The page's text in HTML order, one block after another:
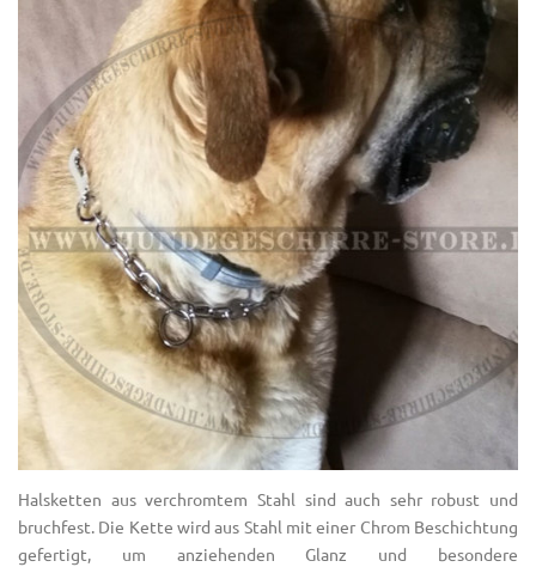
Halsketten aus verchromtem Stahl sind auch sehr robust und
bruchfest. Die Kette wird aus Stahl mit einer Chrom Beschichtung
gefertigt, um anziehenden Glanz und besondere